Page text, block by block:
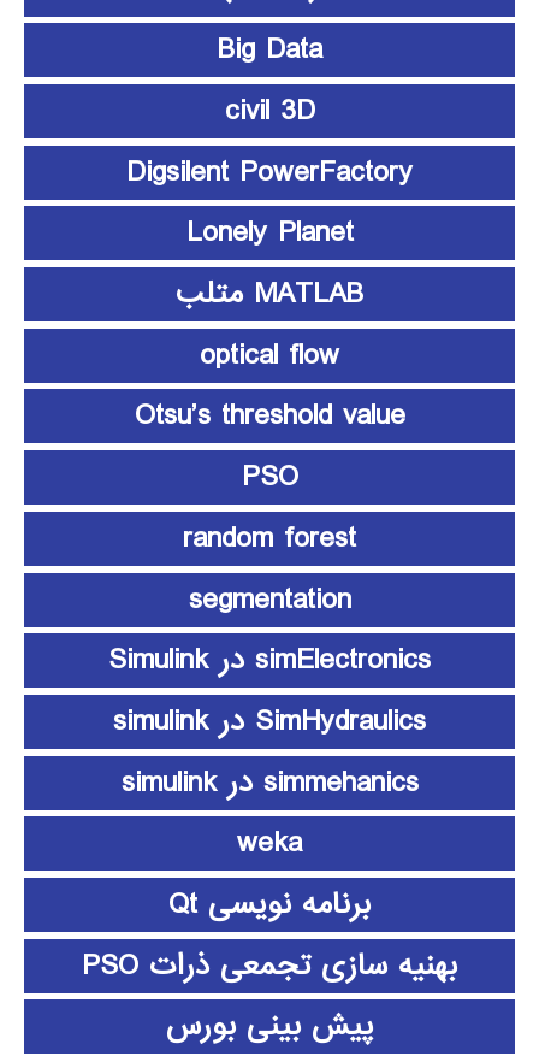
Big Data
civil 3D
Digsilent PowerFactory
Lonely Planet
MATLAB متلب
optical flow
Otsu’s threshold value
PSO
random forest
segmentation
simElectronics در Simulink
SimHydraulics در simulink
simmehanics در simulink
weka
برنامه نویسی Qt
بهنیه سازی تجمعی ذرات PSO
پیش بینی بورس